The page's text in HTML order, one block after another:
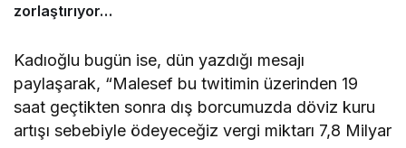
zorlaştırıyor…
Kadıoğlu bugün ise, dün yazdığı mesajı
paylaşarak, “Malesef bu twitimin üzerinden 19
saat geçtikten sonra dış borcumuzda döviz kuru
artışı sebebiyle ödeyeceğiz vergi miktarı 7,8 Milyar